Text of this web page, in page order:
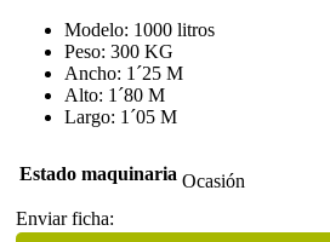
Modelo: 1000 litros
Peso: 300 KG
Ancho: 1´25 M
Alto: 1´80 M
Largo: 1´05 M
Estado maquinaria Ocasión
Enviar ficha: